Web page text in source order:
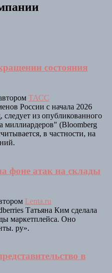
состояния
ТАСС
России с начала 2026
следует из опубликованного
миллиардеров" (Bloomberg
в частности, на
фоне атак на склады
Lenta.ru
Татьяна Ким сделала
маркетплейса. Оно
ру».
в